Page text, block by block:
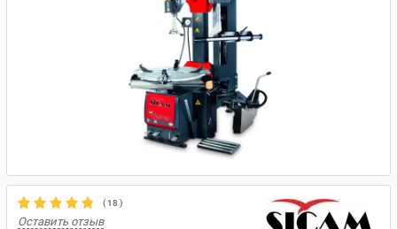
(18 )
Оставить отзыв